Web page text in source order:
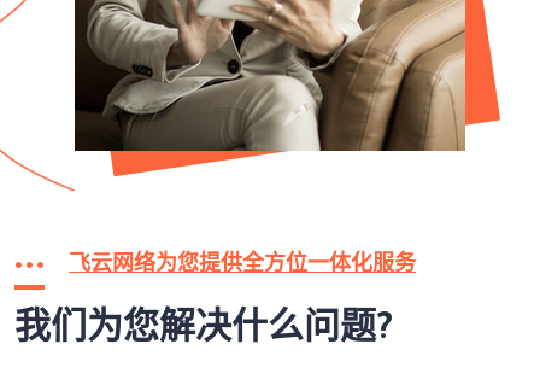
飞云网络为您提供全方位一体化服务
我们为您解决什么问题?